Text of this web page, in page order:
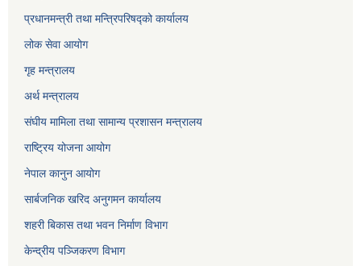
प्रधानमन्त्री तथा मन्त्रिपरिषद्को कार्यालय
लोक सेवाआयोग
गृह मन्त्रालय
अर्थ मन्त्रालय
संघीय मामिला तथा सामान्य प्रशासन मन्त्रालय
राष्ट्रिय योजना आयोग
नेपाल कानुन आयोग
सार्बजनिक खरिद अनुगमन कार्यालय
शहरी बिकास तथा भवन निर्माण विभाग
केन्द्रीय पञ्जिकरण विभाग